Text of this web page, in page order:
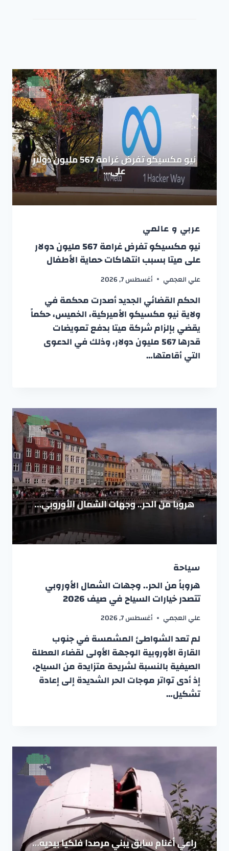
عربي و عالمي
نيو مكسيكو تفرض غرامة 567 مليون دولار
على ميتا بسبب انتهاكات حماية الأطفال
علي العجمي أغسطس 7, 2026
الحكم القضائي الجديد أصدرت محكمة في
ولاية نيو مكسيكو الأميركية، الخميس، حكماً
يقضي بإلزام شركة ميتا بدفع تعويضات
قدرها 567 مليون دولار، وذلك في الدعوى
التي أقامتها…
سياحة
هروباً من الحر.. وجهات الشمال الأوروبي
تتصدر خيارات السياح في صيف 2026
علي العجمي أغسطس 7, 2026
لم تعد الشواطئ المشمسة في جنوب
القارة الأوروبية الوجهة الأولى لقضاء العطلة
الصيفية بالنسبة لشريحة متزايدة من السياح،
إذ أدى تواتر موجات الحر الشديدة إلى إعادة
تشكيل…